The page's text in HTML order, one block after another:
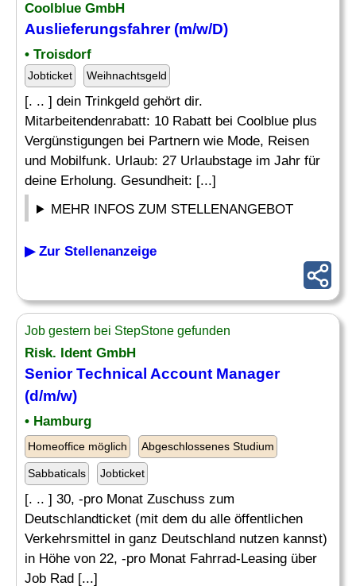
Coolblue GmbH
Auslieferungsfahrer (m/w/D)
• Troisdorf
Jobticket Weihnachtsgeld
[. .. ] dein Trinkgeld gehört dir.
Mitarbeitendenrabatt: 10 Rabatt bei Coolblue plus
Vergünstigungen bei Partnern wie Mode, Reisen
und Mobilfunk. Urlaub: 27 Urlaubstage im Jahr für
deine Erholung. Gesundheit: [...]
MEHR INFOS ZUM STELLENANGEBOT
▶ Zur Stellenanzeige
Job gestern bei StepStone gefunden
Risk. Ident GmbH
Senior Technical Account Manager
(d/m/w)
• Hamburg
Homeoffice möglich Abgeschlossenes Studium
Sabbaticals Jobticket
[. .. ] 30, -pro Monat Zuschuss zum
Deutschlandticket (mit dem du alle öffentlichen
Verkehrsmittel in ganz Deutschland nutzen kannst)
in Höhe von 22, -pro Monat Fahrrad-Leasing über
Job Rad [...]